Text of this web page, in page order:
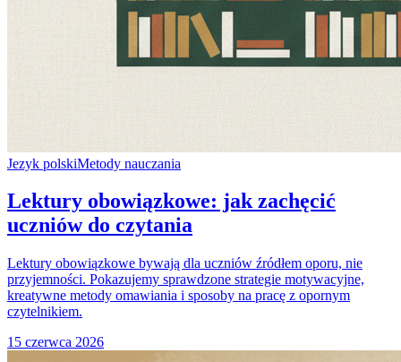
Jezyk polskiMetody nauczania
Lektury obowiązkowe: jak zachęcić
uczniów do czytania
Lektury obowiązkowe bywają dla uczniów źródłem oporu, nie
przyjemności. Pokazujemy sprawdzone strategie motywacyjne,
kreatywne metody omawiania i sposoby na pracę z opornym
czytelnikiem.
15 czerwca 2026